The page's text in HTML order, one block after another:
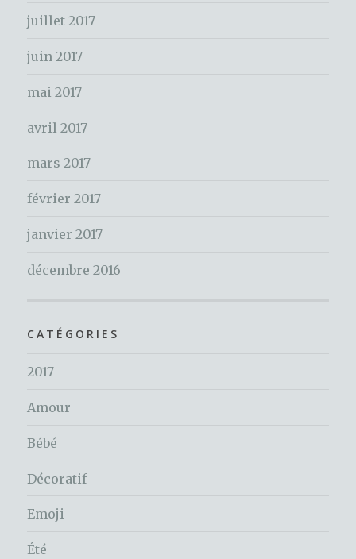
:
juillet 2017
juin 2017
mai 2017
avril 2017
mars 2017
février 2017
janvier 2017
décembre 2016
CATÉGORIES
2017
Amour
Bébé
Décoratif
Emoji
Été